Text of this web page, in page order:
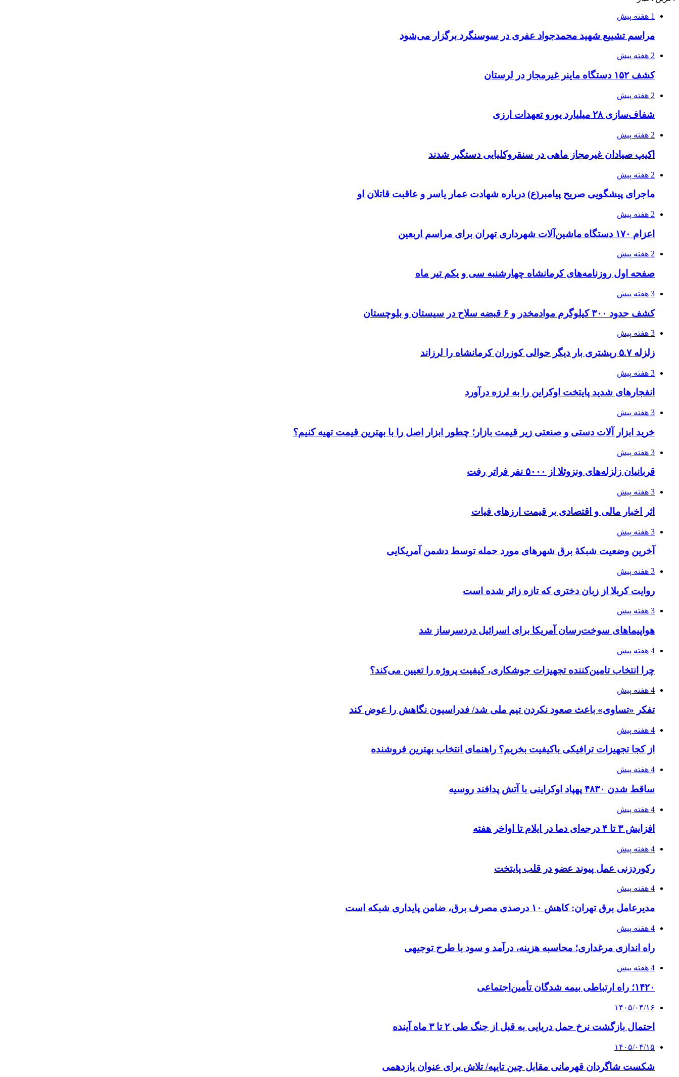
1 هفته پیش
مراسم تشییع شهید محمدجواد عفری در سوسنگرد برگزار می‌شود
2 هفته پیش
کشف ۱۵۲ دستگاه ماینر غیرمجاز در لرستان
2 هفته پیش
شفاف‌سازی ۲۸ میلیارد یورو تعهدات ارزی
2 هفته پیش
اکیپ صیادان غیرمجاز ماهی در سنقروکلیایی دستگیر شدند
2 هفته پیش
ماجرای پیشگویی صریح پیامبر(ع) درباره شهادت عمار یاسر و عاقبت قاتلان او
2 هفته پیش
اعزام ۱۷۰ دستگاه ماشین‌آلات شهرداری تهران برای مراسم اربعین
2 هفته پیش
صفحه اول روزنامه‌های کرمانشاه چهارشنبه سی و یکم تیر ماه
3 هفته پیش
کشف حدود ۳۰۰ کیلوگرم موادمخدر و ۶ قبضه سلاح در سیستان و بلوچستان
3 هفته پیش
زلزله ۵.۷ ریشتری بار دیگر حوالی کوزران کرمانشاه را لرزاند
3 هفته پیش
انفجارهای شدید پایتخت اوکراین را به لرزه درآورد
3 هفته پیش
خرید ابزار آلات دستی و صنعتی زیر قیمت بازار؛ چطور ابزار اصل را با بهترین قیمت تهیه کنیم؟
3 هفته پیش
قربانیان زلزله‌های ونزوئلا از ۵۰۰۰ نفر فراتر رفت
3 هفته پیش
اثر اخبار مالی و اقتصادی بر قیمت ارزهای فیات
3 هفته پیش
آخرین وضعیت شبکۀ برق شهرهای مورد حمله توسط دشمن آمریکایی
3 هفته پیش
روایت کربلا از زبان دختری که تازه زائر شده است
3 هفته پیش
هواپیماهای سوخت‌رسان آمریکا برای اسرائیل دردسرساز شد
4 هفته پیش
چرا انتخاب تامین‌کننده تجهیزات جوشکاری، کیفیت پروژه را تعیین می‌کند؟
4 هفته پیش
تفکر «تساوی» باعث صعود نکردن تیم ملی شد/ فدراسیون نگاهش را عوض کند
4 هفته پیش
از کجا تجهیزات ترافیکی باکیفیت بخریم؟ راهنمای انتخاب بهترین فروشنده
4 هفته پیش
ساقط شدن ۴۸۳۰ پهپاد اوکراینی با آتش پدافند روسیه
4 هفته پیش
افزایش ۳ تا ۴ درجه‌ای دما در ایلام تا اواخر هفته
4 هفته پیش
رکوردزنی عمل پیوند عضو در قلب پایتخت
4 هفته پیش
مدیرعامل برق تهران: کاهش ۱۰ درصدی مصرف برق، ضامن پایداری شبکه است
4 هفته پیش
راه اندازی مرغداری؛ محاسبه هزینه، درآمد و سود با طرح توجیهی
4 هفته پیش
۱۴۲۰؛ راه ارتباطی بیمه شدگان تأمین‌اجتماعی
۱۴۰۵/۰۴/۱۶
احتمال بازگشت نرخ حمل دریایی به قبل از جنگ طی ۲ تا ۳ ماه آینده
۱۴۰۵/۰۴/۱۵
شکست شاگردان قهرمانی مقابل چین تایپه/ تلاش برای عنوان یازدهمی